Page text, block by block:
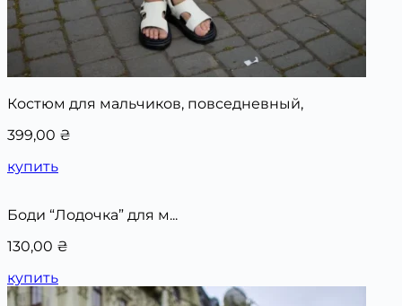
Костюм для мальчиков, повседневный,
399,00 ₴
купить
Боди “Лодочка” для м...
130,00 ₴
купить